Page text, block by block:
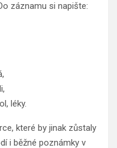
záznamu si napište:
léky.
které by jinak zůstaly
i běžné poznámky v